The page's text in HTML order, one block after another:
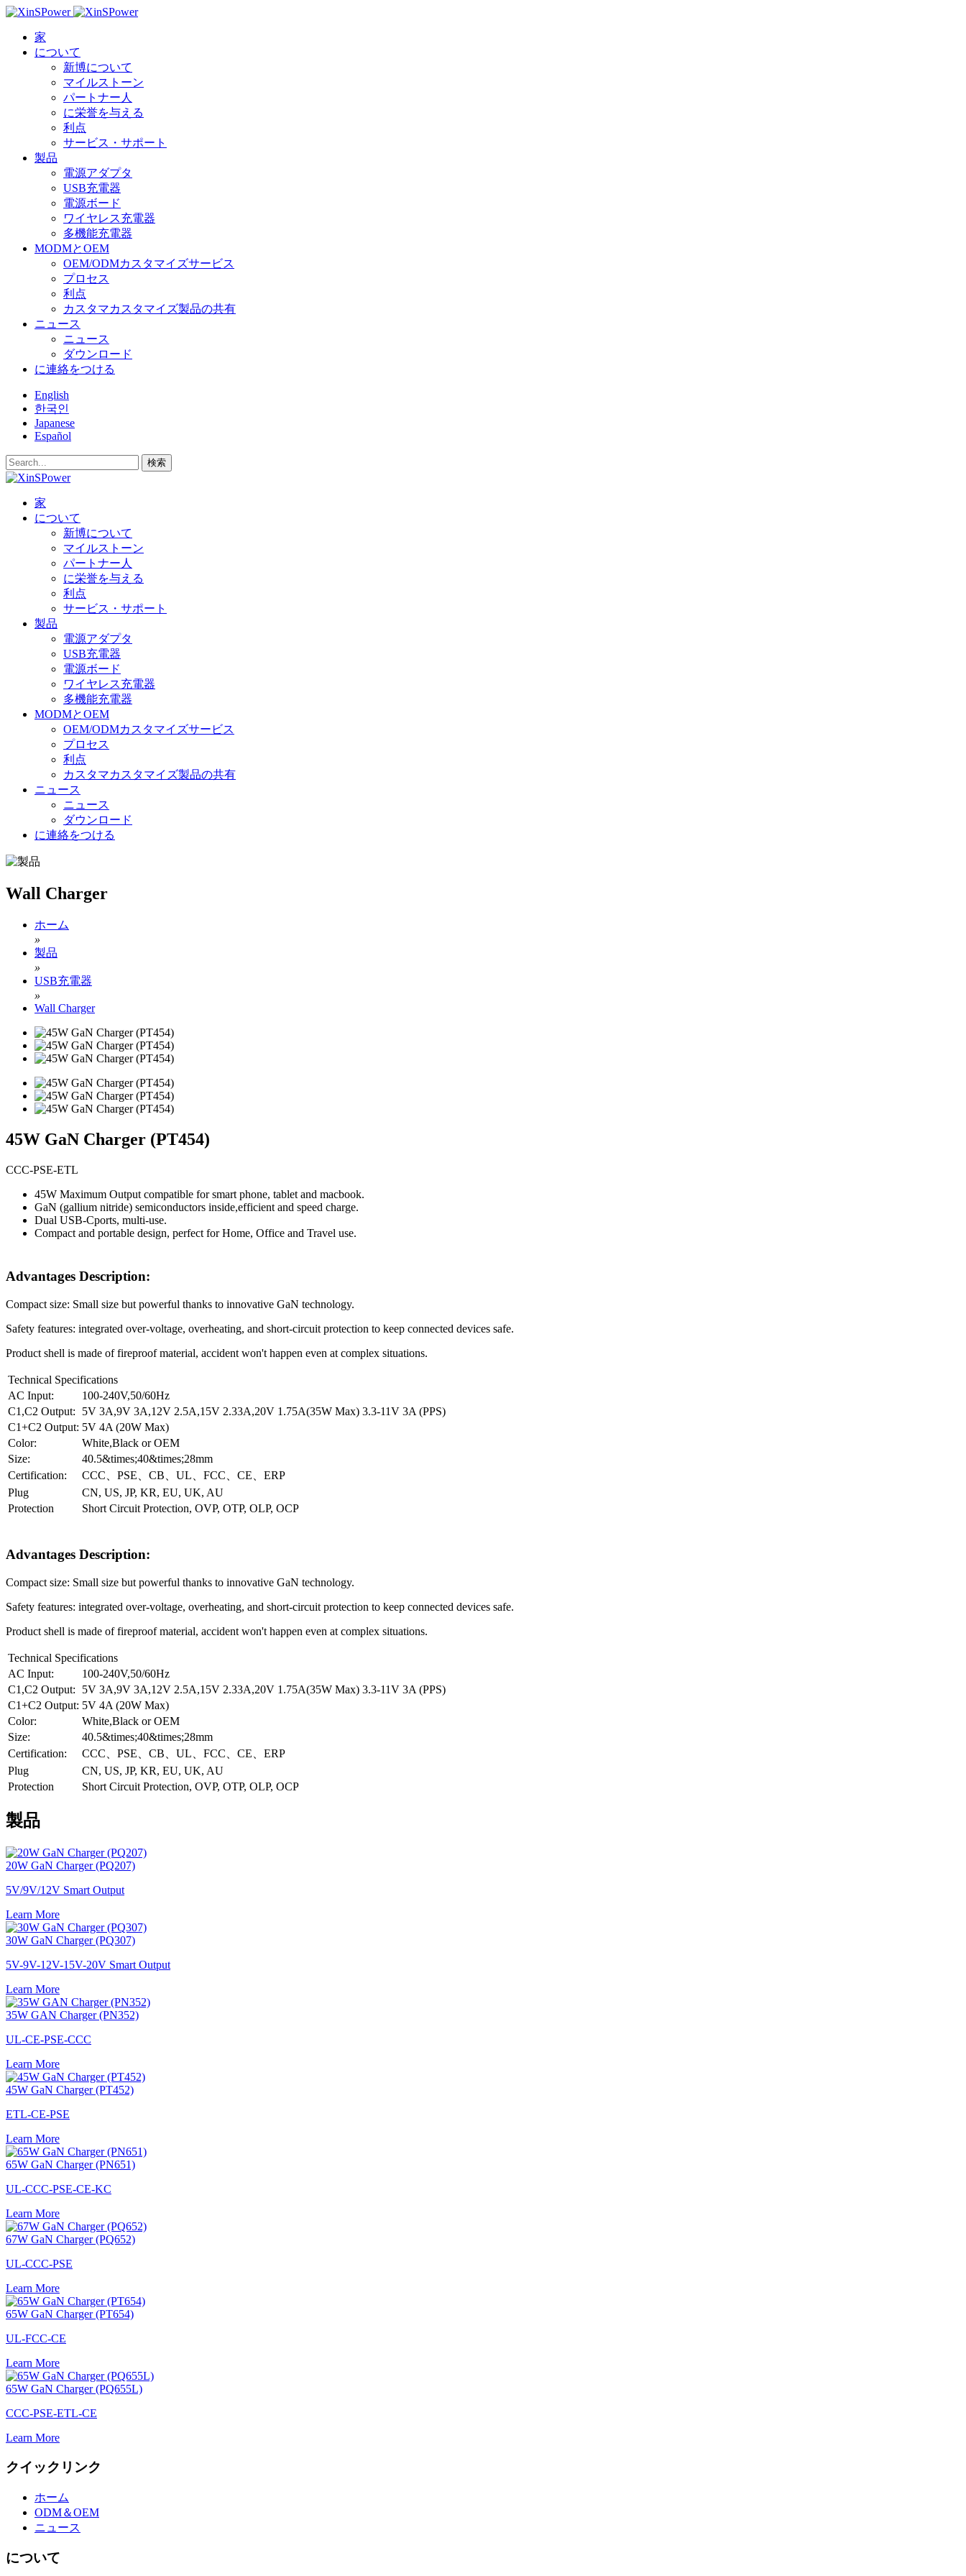
家
について
新博について
マイルストーン
パートナー人
に栄誉を与える
利点
サービス・サポート
製品
電源アダプタ
USB充電器
電源ボード
ワイヤレス充電器
多機能充電器
MODMとOEM
OEM/ODMカスタマイズサービス
プロセス
利点
カスタマカスタマイズ製品の共有
ニュース
ニュース
ダウンロード
に連絡をつける
English
한국인
Japanese
Español
検索
家
について
新博について
マイルストーン
パートナー人
に栄誉を与える
利点
サービス・サポート
製品
電源アダプタ
USB充電器
電源ボード
ワイヤレス充電器
多機能充電器
MODMとOEM
OEM/ODMカスタマイズサービス
プロセス
利点
カスタマカスタマイズ製品の共有
ニュース
ニュース
ダウンロード
に連絡をつける
Wall Charger
ホーム
»
製品
»
USB充電器
»
Wall Charger
45W GaN Charger (PT454)
CCC-PSE-ETL
45W Maximum Output compatible for smart phone, tablet and macbook.
GaN (gallium nitride) semiconductors inside,efficient and speed charge.
Dual USB-Cports, multi-use.
Compact and portable design, perfect for Home, Office and Travel use.
Advantages Description:
Compact size: Small size but powerful thanks to innovative GaN technology.
Safety features: integrated over-voltage, overheating, and short-circuit protection to keep connected devices safe.
Product shell is made of fireproof material, accident won't happen even at complex situations.
Technical Specifications
AC Input:
100-240V,50/60Hz
C1,C2 Output:
5V 3A,9V 3A,12V 2.5A,15V 2.33A,20V 1.75A(35W Max) 3.3-11V 3A (PPS)
C1+C2 Output: 5V 4A (20W Max)
Color:
White,Black or OEM
Size:
40.5&times;40&times;28mm
Certification:
CCC、PSE、CB、UL、FCC、CE、ERP
Plug
CN, US, JP, KR, EU, UK, AU
Protection
Short Circuit Protection, OVP, OTP, OLP, OCP
Advantages Description:
Compact size: Small size but powerful thanks to innovative GaN technology.
Safety features: integrated over-voltage, overheating, and short-circuit protection to keep connected devices safe.
Product shell is made of fireproof material, accident won't happen even at complex situations.
Technical Specifications
AC Input:
100-240V,50/60Hz
C1,C2 Output:
5V 3A,9V 3A,12V 2.5A,15V 2.33A,20V 1.75A(35W Max) 3.3-11V 3A (PPS)
C1+C2 Output: 5V 4A (20W Max)
Color:
White,Black or OEM
Size:
40.5&times;40&times;28mm
Certification:
CCC、PSE、CB、UL、FCC、CE、ERP
Plug
CN, US, JP, KR, EU, UK, AU
Protection
Short Circuit Protection, OVP, OTP, OLP, OCP
製品
20W GaN Charger (PQ207)
5V/9V/12V Smart Output
Learn More
30W GaN Charger (PQ307)
5V-9V-12V-15V-20V Smart Output
Learn More
35W GAN Charger (PN352)
UL-CE-PSE-CCC
Learn More
45W GaN Charger (PT452)
ETL-CE-PSE
Learn More
65W GaN Charger (PN651)
UL-CCC-PSE-CE-KC
Learn More
67W GaN Charger (PQ652)
UL-CCC-PSE
Learn More
65W GaN Charger (PT654)
UL-FCC-CE
Learn More
65W GaN Charger (PQ655L)
CCC-PSE-ETL-CE
Learn More
クイックリンク
ホーム
ODM＆OEM
ニュース
について